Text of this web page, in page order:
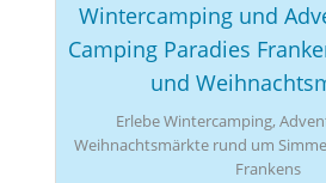
Wintercamping und
Camping Paradies
und
Erlebe Wintercamping,
Weihnachtsmärkte rund um
Frankens